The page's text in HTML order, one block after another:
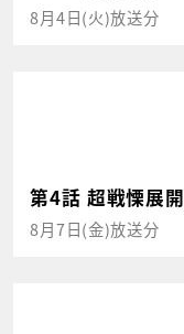
8月4日(火)放送分
第4話 超戦慄展開
8月7日(金)放送分